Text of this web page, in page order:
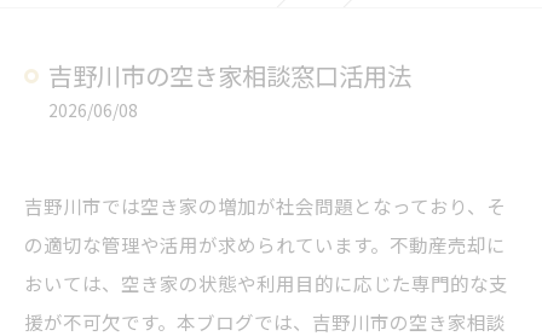
吉野川市の空き家相談窓口活用法
2026/06/08
吉野川市では空き家の増加が社会問題となっており、そ
の適切な管理や活用が求められています。不動産売却に
おいては、空き家の状態や利用目的に応じた専門的な支
援が不可欠です。本ブログでは、吉野川市の空き家相談